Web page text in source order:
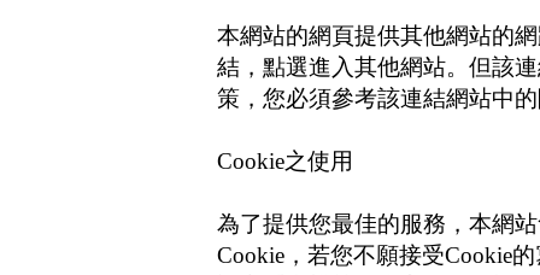
本網站的網頁提供其他網站的
結，點選進入其他網站。但該
策，您必須參考該連結網站中
Cookie之使用
為了提供您最佳的服務，本網
Cookie，若您不願接受Cookie